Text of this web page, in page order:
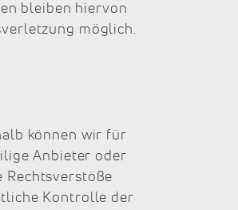
bleiben hiervon
möglich.
können wir für
Anbieter oder
Kontrolle der